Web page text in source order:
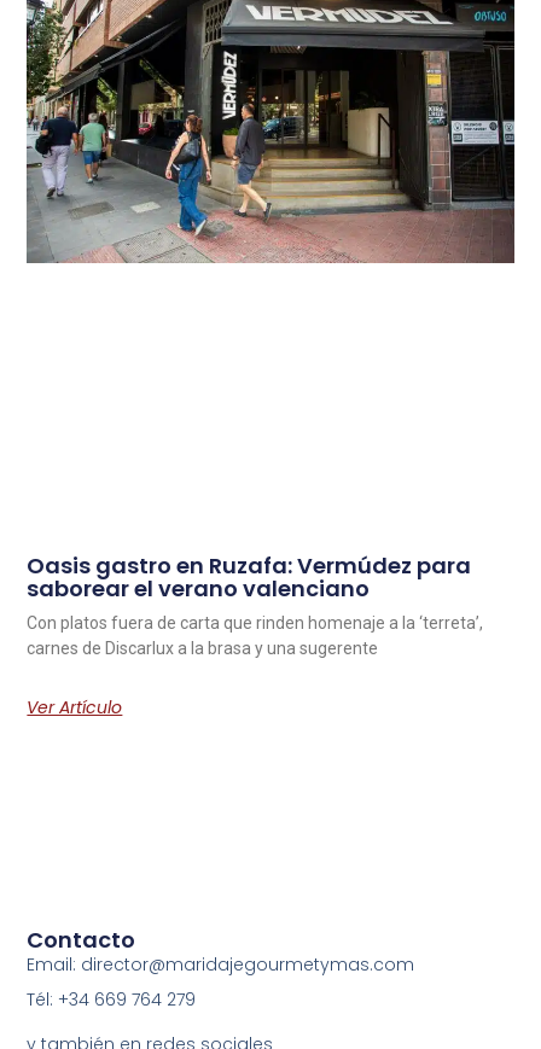
Oasis gastro en Ruzafa: Vermúdez para
saborear el verano valenciano
Con platos fuera de carta que rinden homenaje a la ‘terreta’,
carnes de Discarlux a la brasa y una sugerente
Ver Artículo
Contacto
Email: director@maridajegourmetymas.com
Tél: +34 669 764 279